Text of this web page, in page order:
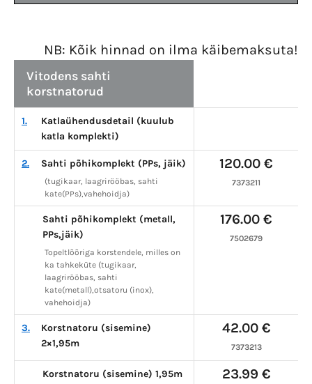
NB: Kõik hinnad on ilma käibemaksuta!
Vitodens sahti
korstnatorud
1.
Katlaühendusdetail (kuulub
katla komplekti)
2. Sahti põhikomplekt (PPs, jäik)
(tugikaar, laagrirööbas, sahti
kate(PPs),vahehoidja)
120.00 €
7373211
Sahti põhikomplekt (metall,
PPs,jäik)
Topeltlõõriga korstendele, milles on
ka tahkeküte (tugikaar,
laagrirööbas, sahti
kate(metall),otsatoru (inox),
vahehoidja)
176.00 €
7502679
3.
Korstnatoru (sisemine)
2×1,95m
42.00 €
7373213
Korstnatoru (sisemine) 1,95m 23.99 €